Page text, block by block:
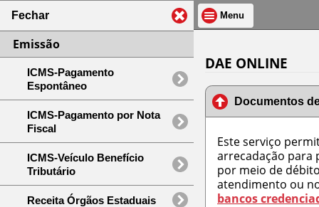
Menu
Fechar
Emissão
ICMS-Pagamento
Espontâneo
ICMS-Pagamento por Nota
Fiscal
ICMS-Veículo Benefício
Tributário
Receita Órgãos Estaduais
DAE ONLINE
Documentos
Este serviço
arrecadação para
por meio de
atendimento ou
bancos